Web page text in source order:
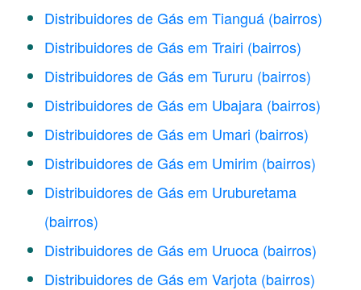
Distribuidores de Gás em Tianguá (bairros)
Distribuidores de Gás em Trairi (bairros)
Distribuidores de Gás em Tururu (bairros)
Distribuidores de Gás em Ubajara (bairros)
Distribuidores de Gás em Umari (bairros)
Distribuidores de Gás em Umirim (bairros)
Distribuidores de Gás em Uruburetama
(bairros)
Distribuidores de Gás em Uruoca (bairros)
Distribuidores de Gás em Varjota (bairros)